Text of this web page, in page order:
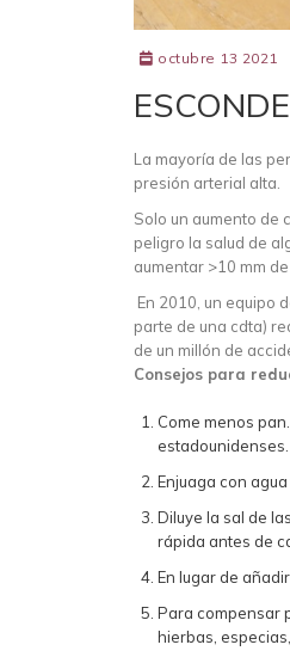
octubre 13 2021
La mayoría de las
presión arterial alta.
Solo un aumento de
peligro la salud de
aumentar >10 mm
En 2010, un equipo
parte de una cdta)
de un millón de
Consejos para
Come menos
estadounidenses.
Enjuaga con
Diluye la sal de
rápida antes de
En lugar de
Para compensar
hierbas,